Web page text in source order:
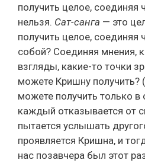
получить целое, соединяя
нельзя. Сат-санга — это
получить целое, соединяя
собой? Соединяя мнения,
взгляды, какие-то точки
можете Кришну
можете получить только в
каждый отказывается от
пытается услышать
проявляется Кришна, и
нас позавчера был этот